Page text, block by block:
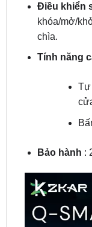
Điều khiển
khóa/mở/
chìa.
Tính năng
Tự
Bảo hành :